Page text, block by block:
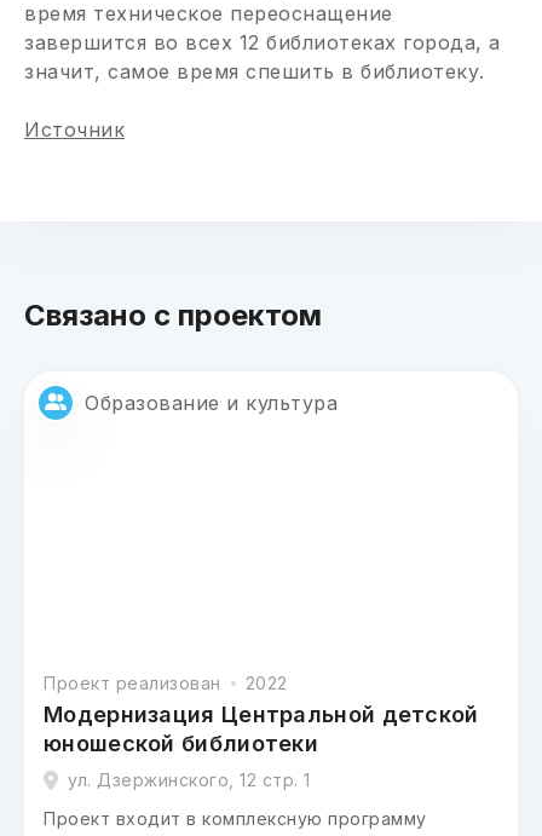
время техническое переоснащение
завершится во всех 12 библиотеках города, а
значит, самое время спешить в библиотеку.
Источник
Связано с проектом
Образование и культура
Проект реализован 2022
Модернизация Центральной детской
юношеской библиотеки
ул. Дзержинского, 12 стр. 1
Проект входит в комплексную программу